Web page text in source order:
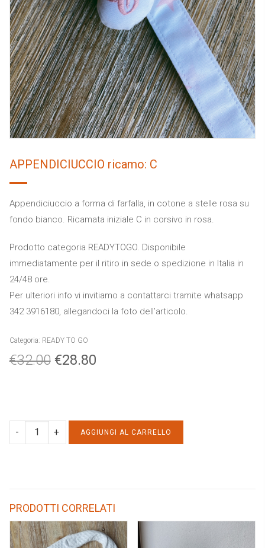
APPENDICIUCCIO ricamo: C
Appendiciuccio a forma di farfalla, in cotone a stelle rosa su
fondo bianco. Ricamata iniziale C in corsivo in rosa.
Prodotto categoria READYTOGO. Disponibile
immediatamente per il ritiro in sede o spedizione in Italia in
24/48 ore.
Per ulteriori info vi invitiamo a contattarci tramite whatsapp
342 3916180, allegandoci la foto dell’articolo.
Categoria: READY TO GO
€32.00 €28.80
APPENDICIUCCIO
ricamo:
AGGIUNGI AL CARRELLO
PRODOTTI CORRELATI